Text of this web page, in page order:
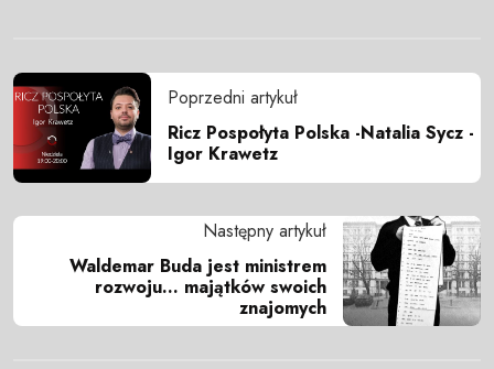
Poprzedni artykuł
Ricz Pospołyta Polska -Natalia Sycz -
Igor Krawetz
Następny artykuł
Waldemar Buda jest ministrem
rozwoju… majątków swoich
znajomych